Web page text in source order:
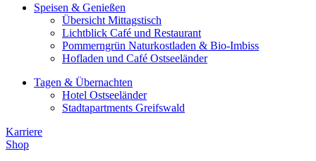
Speisen & Genießen
Übersicht Mittagstisch
Lichtblick Café und Restaurant
Pommerngrün Naturkostladen & Bio-Imbiss
Hofladen und Café Ostseeländer
Tagen & Übernachten
Hotel Ostseeländer
Stadtapartments Greifswald
Karriere
Shop